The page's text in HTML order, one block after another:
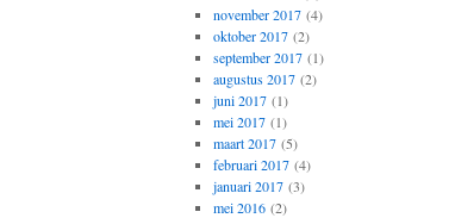
november 2017(4)
oktober 2017(2)
september 2017(1)
augustus 2017(2)
juni 2017(1)
mei 2017(1)
maart 2017(5)
februari 2017(4)
januari 2017(3)
mei 2016(2)